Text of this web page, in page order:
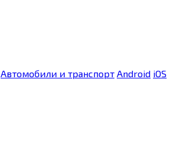
Автомобили и транспорт Android iOS